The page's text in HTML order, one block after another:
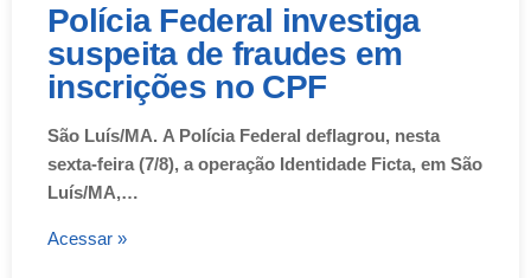
Polícia Federal investiga
suspeita de fraudes em
inscrições no CPF
São Luís/MA. A Polícia Federal deflagrou, nesta
sexta-feira (7/8), a operação Identidade Ficta, em São
Luís/MA,…
Acessar »